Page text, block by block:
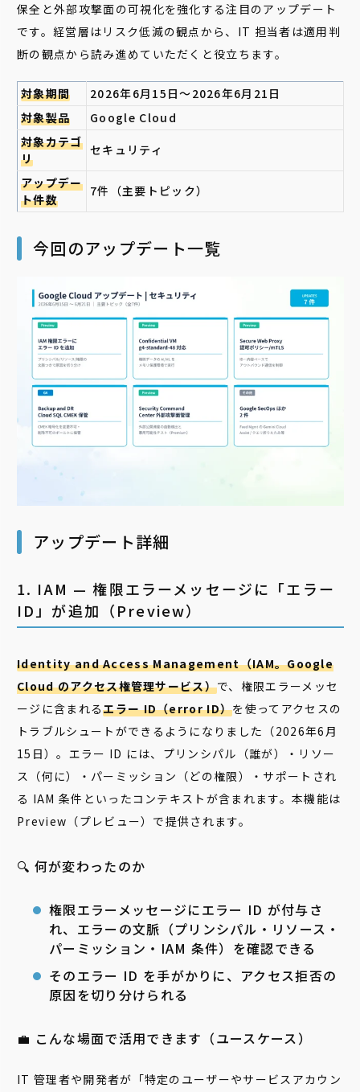
保全と外部攻撃面の可視化を強化する注目のアップデート
です。経営層はリスク低減の観点から、IT 担当者は適用判
断の観点から読み進めていただくと役立ちます。
対象期間
2026年6月15日〜2026年6月21日
対象製品
Google Cloud
対象カテゴ
リ
セキュリティ
アップデー
ト件数
7件（主要トピック）
今回のアップデート一覧
アップデート詳細
1. IAM — 権限エラーメッセージに「エラー
ID」が追加（Preview）
Identity and Access Management（IAM。Google
Cloud のアクセス権管理サービス）で、権限エラーメッセ
ージに含まれるエラー ID（error ID）を使ってアクセスの
トラブルシュートができるようになりました（2026年6月
15日）。エラー ID には、プリンシパル（誰が）・リソー
ス（何に）・パーミッション（どの権限）・サポートされ
る IAM 条件といったコンテキストが含まれます。本機能は
Preview（プレビュー）で提供されます。
🔍 何が変わったのか
権限エラーメッセージにエラー ID が付与さ
れ、エラーの文脈（プリンシパル・リソース・
パーミッション・IAM 条件）を確認できる
そのエラー ID を手がかりに、アクセス拒否の
原因を切り分けられる
💼 こんな場面で活用できます（ユースケース）
IT 管理者や開発者が「特定のユーザーやサービスアカウン